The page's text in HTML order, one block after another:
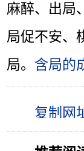
麻醉、出局
局促不安、
局。 含局的